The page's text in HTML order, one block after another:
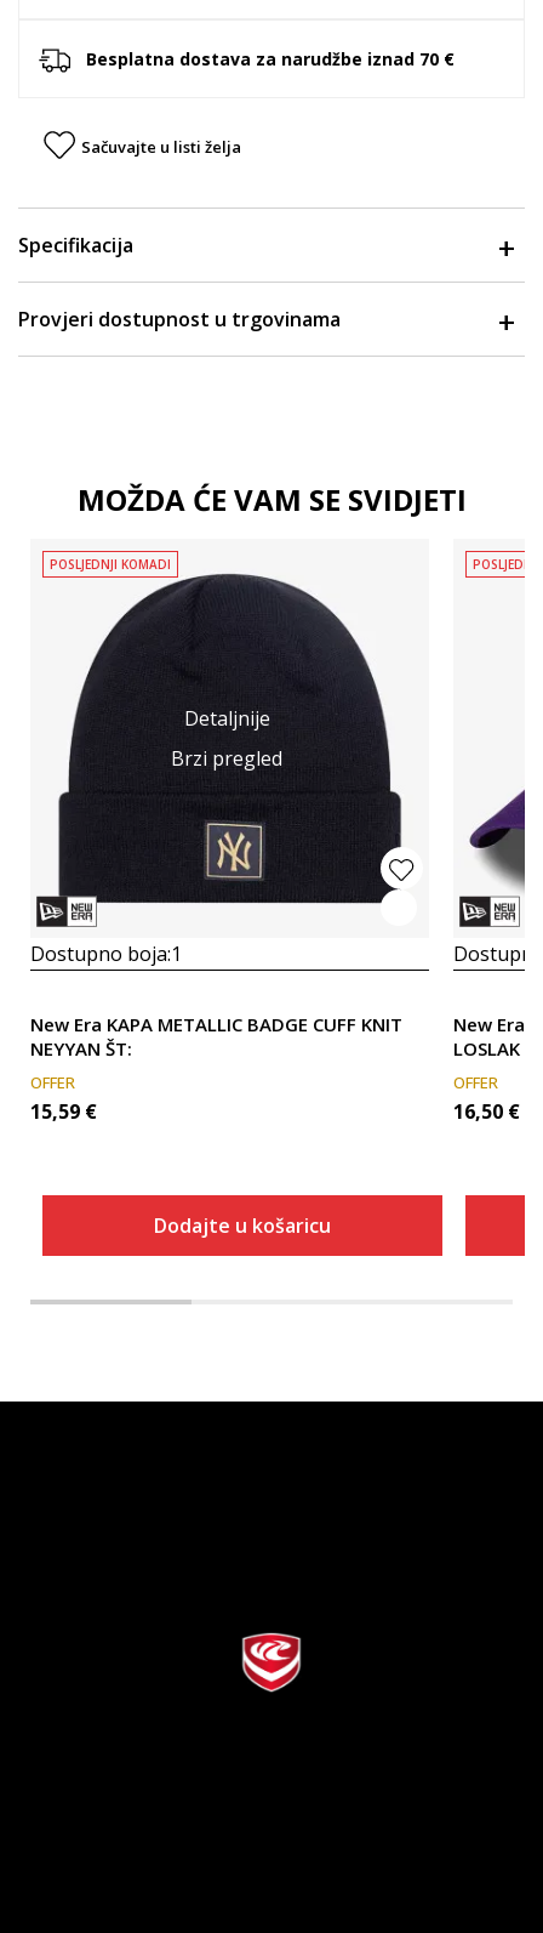
Besplatna dostava za narudžbe iznad 70 €
Sačuvajte u listi želja
Specifikacija
Provjeri dostupnost u trgovinama
MOŽDA ĆE VAM SE SVIDJETI
Detaljnije
Brzi pregled
POSLJEDNJI KOMADI
Dostupno boja:1
New Era KAPA METALLIC BADGE CUFF KNIT
NEYYAN ŠT:
OFFER
15,59 €
Dodajte u košaricu
New Era
OFFER
16,50 €